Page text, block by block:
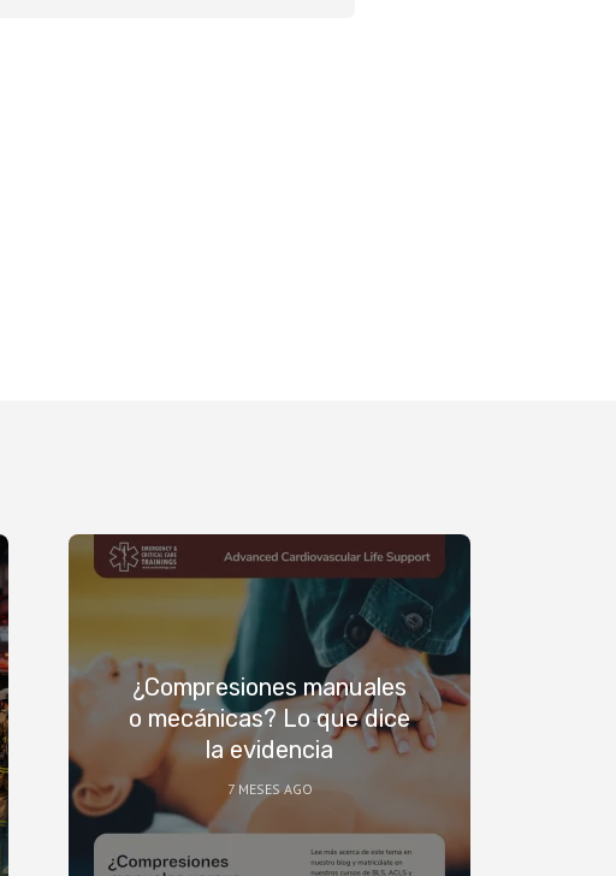
¿Compresiones manuales
o mecánicas? Lo que dice
la evidencia
7 MESES AGO